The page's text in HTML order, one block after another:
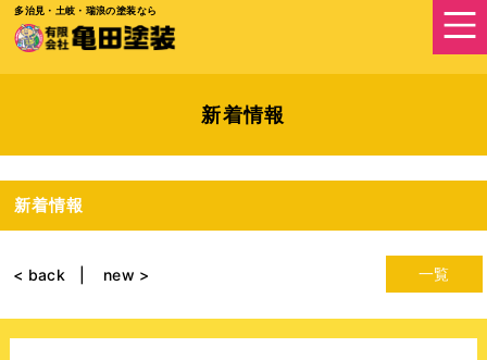
多治見・土岐・瑞浪の塗装なら
新着情報
新着情報
一覧
< back new >